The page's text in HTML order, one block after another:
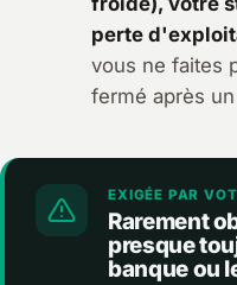
perte
vous ne faites
fermé après
EXIGÉE PAR
Rarement
presque
banque ou